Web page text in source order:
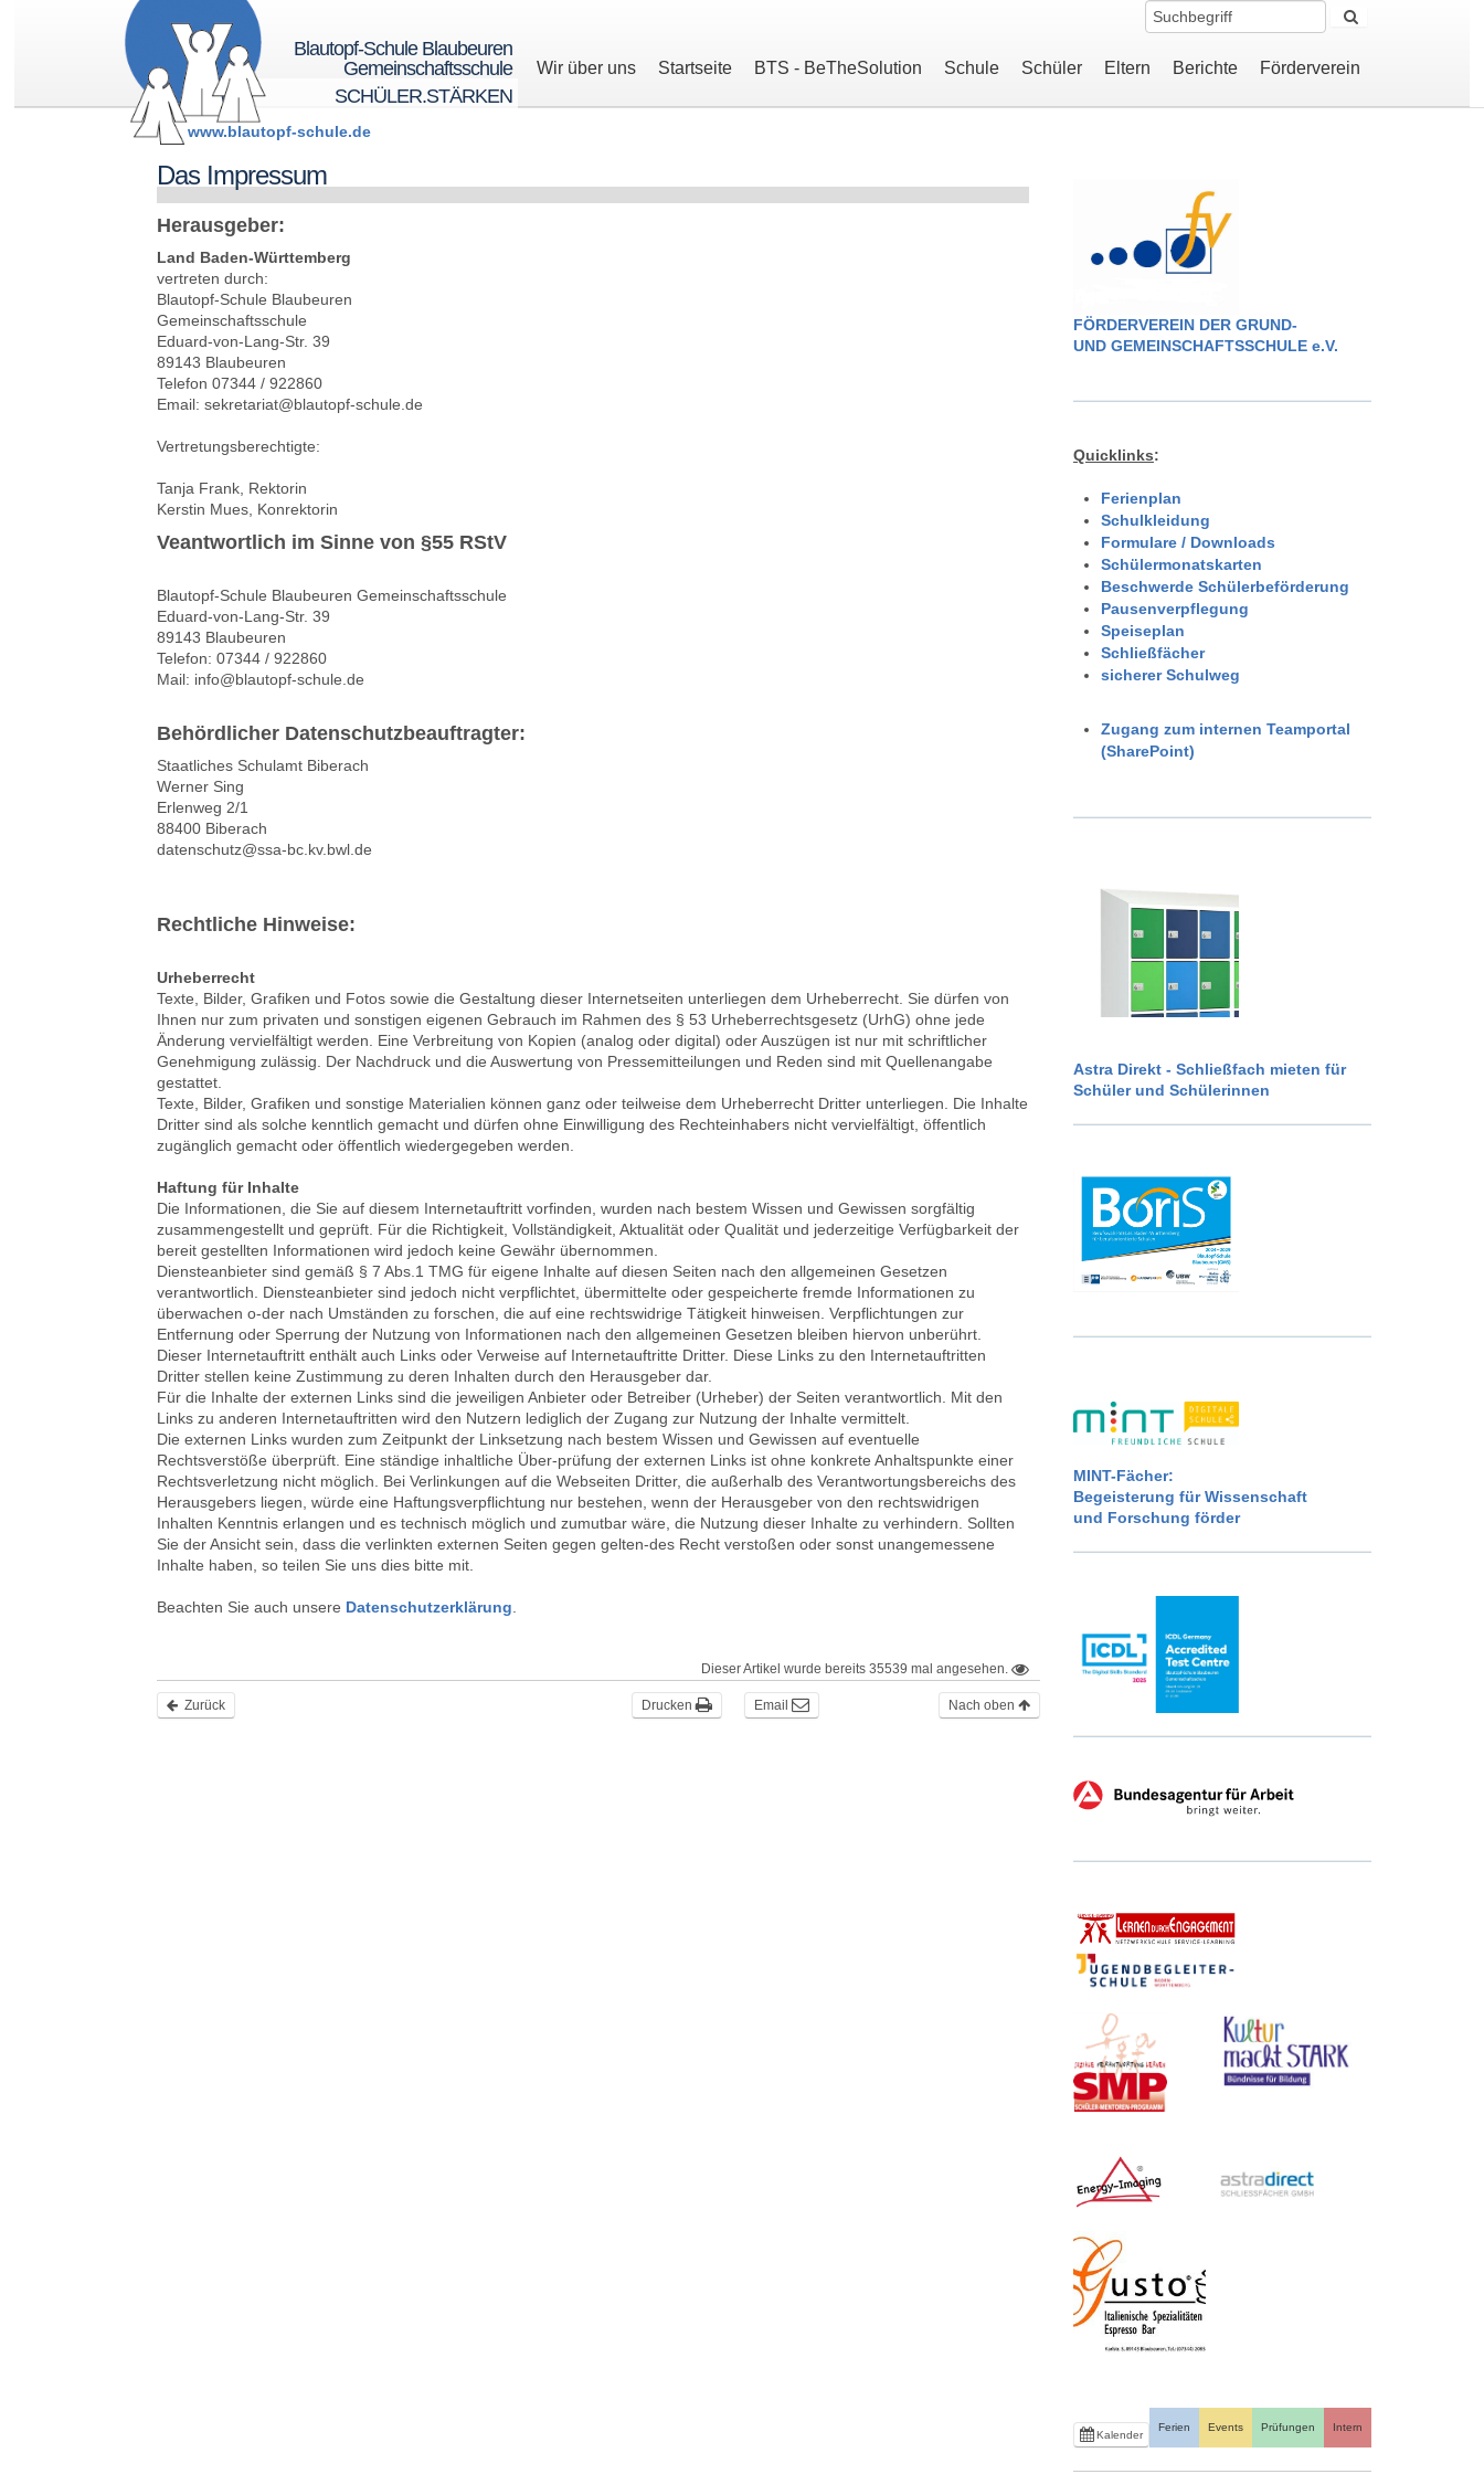
Blautopf-Schule Blaubeuren
Gemeinschaftsschule
SCHÜLER.STÄRKEN
Wir über uns Startseite BTS - BeTheSolution Schule Schüler Eltern Berichte Förderverein
www.blautopf-schule.de
Das Impressum
Herausgeber:
Land Baden-Württemberg
vertreten durch:
Blautopf-Schule Blaubeuren
Gemeinschaftsschule
Eduard-von-Lang-Str. 39
89143 Blaubeuren
Telefon 07344 / 922860
Email: sekretariat@blautopf-schule.de
Vertretungsberechtigte:
Tanja Frank, Rektorin
Kerstin Mues, Konrektorin
Veantwortlich im Sinne von §55 RStV
Blautopf-Schule Blaubeuren Gemeinschaftsschule
Eduard-von-Lang-Str. 39
89143 Blaubeuren
Telefon: 07344 / 922860
Mail: info@blautopf-schule.de
Behördlicher Datenschutzbeauftragter:
Staatliches Schulamt Biberach
Werner Sing
Erlenweg 2/1
88400 Biberach
datenschutz@ssa-bc.kv.bwl.de
Rechtliche Hinweise:
Urheberrecht
Texte, Bilder, Grafiken und Fotos sowie die Gestaltung dieser Internetseiten unterliegen dem Urheberrecht. Sie dürfen von
Ihnen nur zum privaten und sonstigen eigenen Gebrauch im Rahmen des § 53 Urheberrechtsgesetz (UrhG) ohne jede
Änderung vervielfältigt werden. Eine Verbreitung von Kopien (analog oder digital) oder Auszügen ist nur mit schriftlicher
Genehmigung zulässig. Der Nachdruck und die Auswertung von Pressemitteilungen und Reden sind mit Quellenangabe
gestattet.
Texte, Bilder, Grafiken und sonstige Materialien können ganz oder teilweise dem Urheberrecht Dritter unterliegen. Die Inhalte
Dritter sind als solche kenntlich gemacht und dürfen ohne Einwilligung des Rechteinhabers nicht vervielfältigt, öffentlich
zugänglich gemacht oder öffentlich wiedergegeben werden.
Haftung für Inhalte
Die Informationen, die Sie auf diesem Internetauftritt vorfinden, wurden nach bestem Wissen und Gewissen sorgfältig
zusammengestellt und geprüft. Für die Richtigkeit, Vollständigkeit, Aktualität oder Qualität und jederzeitige Verfügbarkeit der
bereit gestellten Informationen wird jedoch keine Gewähr übernommen.
Diensteanbieter sind gemäß § 7 Abs.1 TMG für eigene Inhalte auf diesen Seiten nach den allgemeinen Gesetzen
verantwortlich. Diensteanbieter sind jedoch nicht verpflichtet, übermittelte oder gespeicherte fremde Informationen zu
überwachen o-der nach Umständen zu forschen, die auf eine rechtswidrige Tätigkeit hinweisen. Verpflichtungen zur
Entfernung oder Sperrung der Nutzung von Informationen nach den allgemeinen Gesetzen bleiben hiervon unberührt.
Dieser Internetauftritt enthält auch Links oder Verweise auf Internetauftritte Dritter. Diese Links zu den Internetauftritten
Dritter stellen keine Zustimmung zu deren Inhalten durch den Herausgeber dar.
Für die Inhalte der externen Links sind die jeweiligen Anbieter oder Betreiber (Urheber) der Seiten verantwortlich. Mit den
Links zu anderen Internetauftritten wird den Nutzern lediglich der Zugang zur Nutzung der Inhalte vermittelt.
Die externen Links wurden zum Zeitpunkt der Linksetzung nach bestem Wissen und Gewissen auf eventuelle
Rechtsverstöße überprüft. Eine ständige inhaltliche Über-prüfung der externen Links ist ohne konkrete Anhaltspunkte einer
Rechtsverletzung nicht möglich. Bei Verlinkungen auf die Webseiten Dritter, die außerhalb des Verantwortungsbereichs des
Herausgebers liegen, würde eine Haftungsverpflichtung nur bestehen, wenn der Herausgeber von den rechtswidrigen
Inhalten Kenntnis erlangen und es technisch möglich und zumutbar wäre, die Nutzung dieser Inhalte zu verhindern. Sollten
Sie der Ansicht sein, dass die verlinkten externen Seiten gegen gelten-des Recht verstoßen oder sonst unangemessene
Inhalte haben, so teilen Sie uns dies bitte mit.
Beachten Sie auch unsere Datenschutzerklärung
Dieser Artikel wurde bereits 35539 mal angesehen.
Zurück Nach oben
Email
Drucken
FÖRDERVEREIN DER GRUND-
UND GEMEINSCHAFTSSCHULE e.V.
Quicklinks:
Ferienplan
Schulkleidung
Formulare / Downloads
Schülermonatskarten
Beschwerde Schülerbeförderung
Pausenverpflegung
Speiseplan
Schließfächer
sicherer Schulweg
Zugang zum internen Teamportal
(SharePoint)
Astra Direkt - Schließfach mieten für
Schüler und Schülerinnen
MINT-Fächer:
Begeisterung für Wissenschaft
und Forschung förder
Kalender
Ferien Events Prüfungen Intern